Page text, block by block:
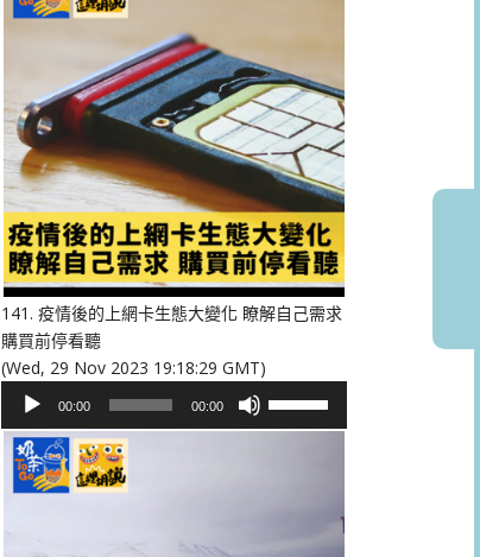
鍵
以
提
高
或
降
低
音
量。
141. 疫情後的上網卡生態大變化 瞭解自己需求
購買前停看聽
(Wed, 29 Nov 2023 19:18:29 GMT)
播
放
00:00 00:00